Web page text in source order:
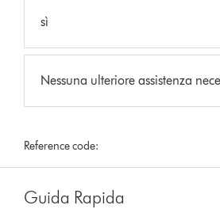
sì
Nessuna ulteriore assistenza
Reference code:
Guida Rapida